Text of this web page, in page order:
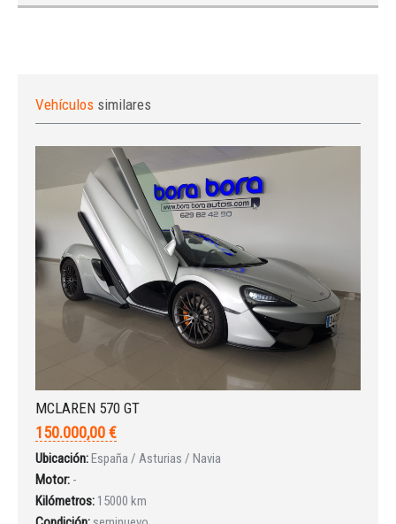
Vehículos similares
MCLAREN 570 GT
150.000,00 €
Ubicación:España / Asturias / Navia
Motor: -
Kilómetros: 15000 km